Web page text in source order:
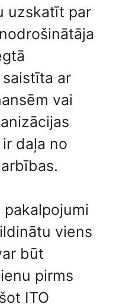
uzskatīt par
ar
vai
daļa no
pakalpojumi
viens
būt
pirms
ITO